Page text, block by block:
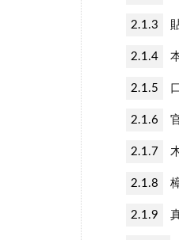
2.1.3
2.1.4
2.1.5
2.1.6
2.1.7
2.1.8
2.1.9